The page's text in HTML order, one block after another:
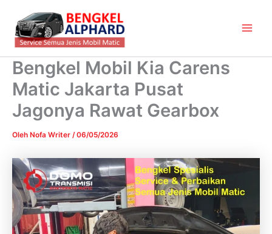
konten
Bengkel Mobil Kia Carens
Matic Jakarta Pusat
Jagonya Rawat Gearbox
Oleh Nofa Writer /06/05/2026